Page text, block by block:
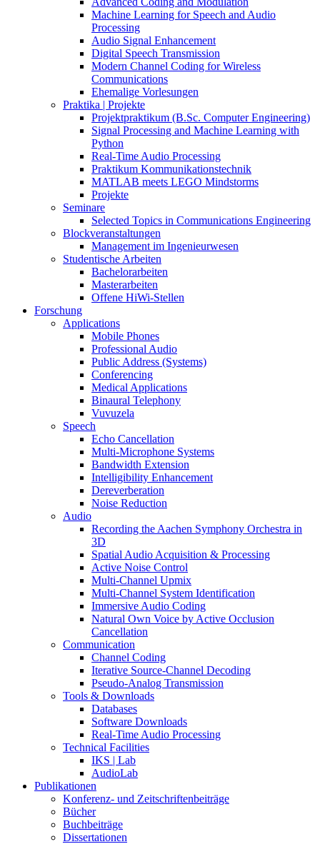
Machine Learning for Speech and Audio
Processing
Audio Signal Enhancement
Digital Speech Transmission
Modern Channel Coding for Wireless
Communications
Ehemalige Vorlesungen
Praktika | Projekte
Projektpraktikum (B.Sc. Computer Engineering)
Signal Processing and Machine Learning with
Python
Real-Time Audio Processing
Praktikum Kommunikationstechnik
MATLAB meets LEGO Mindstorms
Projekte
Seminare
Selected Topics in Communications Engineering
Blockveranstaltungen
Management im Ingenieurwesen
Studentische Arbeiten
Bachelorarbeiten
Masterarbeiten
Offene HiWi-Stellen
Forschung
Applications
Mobile Phones
Professional Audio
Public Address (Systems)
Conferencing
Medical Applications
Binaural Telephony
Vuvuzela
Speech
Echo Cancellation
Multi-Microphone Systems
Bandwidth Extension
Intelligibility Enhancement
Dereverberation
Noise Reduction
Audio
Recording the Aachen Symphony Orchestra in
3D
Spatial Audio Acquisition & Processing
Active Noise Control
Multi-Channel Upmix
Multi-Channel System Identification
Immersive Audio Coding
Natural Own Voice by Active Occlusion
Cancellation
Communication
Channel Coding
Iterative Source-Channel Decoding
Pseudo-Analog Transmission
Tools & Downloads
Databases
Software Downloads
Real-Time Audio Processing
Technical Facilities
IKS | Lab
AudioLab
Publikationen
Konferenz- und Zeitschriftenbeiträge
Bücher
Buchbeiträge
Dissertationen